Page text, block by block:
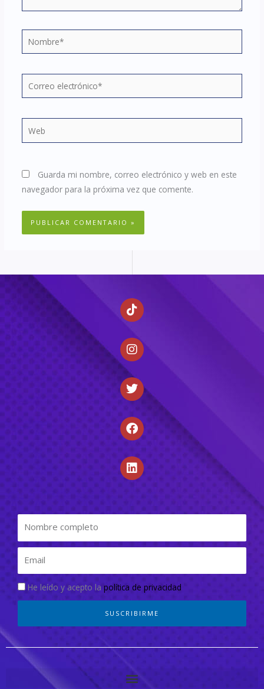
Nombre*
Correo
electrónico*
Guarda mi nombre, correo electrónico y web en este
navegador para la próxima vez que comente.
He leído y acepto la política de privacidad
SUSCRIBIRME